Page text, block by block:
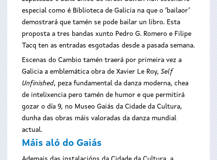
especial como é Biblioteca de Galicia na que o ‘bailaor’
demostrará que tamén se pode bailar un libro. Esta
proposta a tres bandas xunto Pedro G. Romero e Filipe
Tacq ten as entradas esgotadas desde a pasada semana.
Escenas do Cambio tamén traerá por primeira vez a
Galicia a emblemática obra de Xavier Le Roy, Self
Unfinished, peza fundamental da danza moderna, chea
de intelixencia pero tamén de humor e que permitirá
gozar o día 9, no Museo Gaiás da Cidade da Cultura,
dunha das obras máis valoradas da danza mundial
actual.
Máis aló do Gaiás